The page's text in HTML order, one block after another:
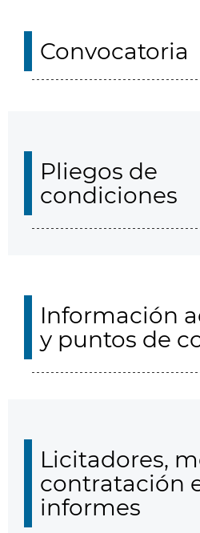
Convocatoria
Pliegos de
condiciones
Información
y puntos de
Licitadores,
contratación
informes